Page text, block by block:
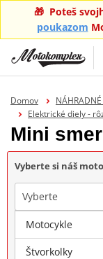
🎁 Poteš
poukazom
Domov
Elektrické diely -
Mini
Vyberte si náš
Vyberte
Značka
Motocykle
Štvorkolky